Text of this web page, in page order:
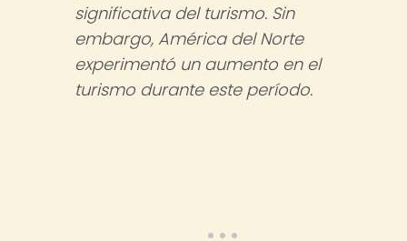
significativa del turismo. Sin
embargo, América del Norte
experimentó un aumento en el
turismo durante este período.